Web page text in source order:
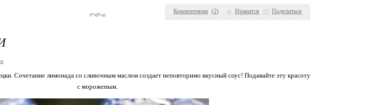
Комментарии (2) Нравится Поделиться
Сочетание лимонада со сливочным маслом создает неповторимо вкусный соус! Подавайте эту красоту
с мороженым.